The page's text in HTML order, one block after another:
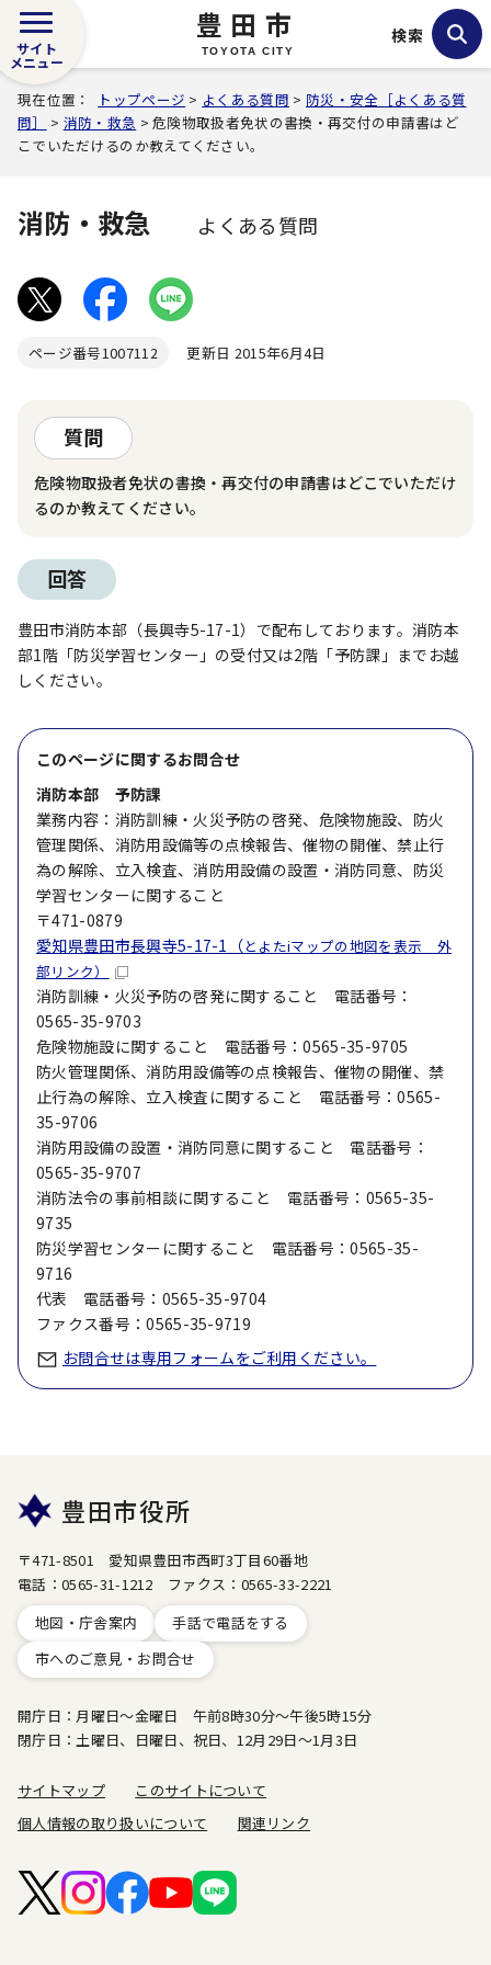
豊田市
TOYOTA CITY
サイト
メニュー
検索
現在位置： トップページ > よくある質問 > 防災・安全［よくある質
問］
> 消防・救急 > 危険物取扱者免状の書換・再交付の申請書はど
こでいただけるのか教えてください。
消防・救急 よくある質問
ページ番号1007112 更新日 2015年6月4日
質問
危険物取扱者免状の書換・再交付の申請書はどこでいただけ
るのか教えてください。
回答
豊田市消防本部（長興寺5-17-1）で配布しております。消防本
部1階「防災学習センター」の受付又は2階「予防課」までお越
しください。
このページに関するお問合せ
消防本部 予防課
業務内容：消防訓練・火災予防の啓発、危険物施設、防火
管理関係、消防用設備等の点検報告、催物の開催、禁止行
為の解除、立入検査、消防用設備の設置・消防同意、防災
学習センターに関すること
〒471-0879
愛知県豊田市長興寺5-17-1（とよたiマップの地図を表示 外
部リンク）
消防訓練・火災予防の啓発に関すること 電話番号：
0565-35-9703
危険物施設に関すること 電話番号：0565-35-9705
防火管理関係、消防用設備等の点検報告、催物の開催、禁
止行為の解除、立入検査に関すること 電話番号：0565-
35-9706
消防用設備の設置・消防同意に関すること 電話番号：
0565-35-9707
消防法令の事前相談に関すること 電話番号：0565-35-
9735
防災学習センターに関すること 電話番号：0565-35-
9716
代表 電話番号：0565-35-9704
ファクス番号：0565-35-9719
お問合せは専用フォームをご利用ください。
豊田市役所
〒471-8501 愛知県豊田市西町3丁目60番地
電話：0565-31-1212 ファクス：0565-33-2221
地図・庁舎案内
手話で電話をする
市へのご意見・お問合せ
開庁日：月曜日～金曜日 午前8時30分～午後5時15分
閉庁日：土曜日、日曜日、祝日、12月29日～1月3日
サイトマップ
このサイトについて
個人情報の取り扱いについて
関連リンク